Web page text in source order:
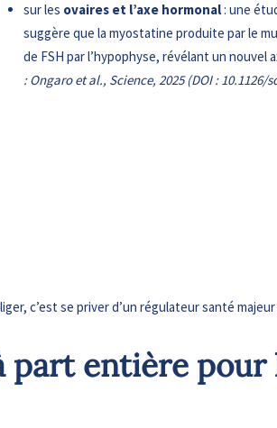
sur les ovaires et l’axe hormonal: une
suggère que la myostatine produite par le
de FSH par l’hypophyse, révélant un nouvel
: Ongaro et al., Science, 2025 (DOI : 10.1126/
c’est se priver d’un régulateur santé
entière